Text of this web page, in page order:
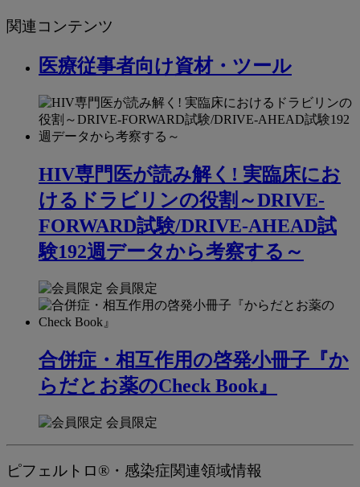
関連コンテンツ
医療従事者向け資材・ツール
HIV専門医が読み解く! 実臨床にお
けるドラビリンの役割～DRIVE-
FORWARD試験/DRIVE-AHEAD試
験192週データから考察する～
会員限定
合併症・相互作用の啓発小冊子『か
らだとお薬のCheck Book』
会員限定
ピフェルトロ®・感染症関連領域情報